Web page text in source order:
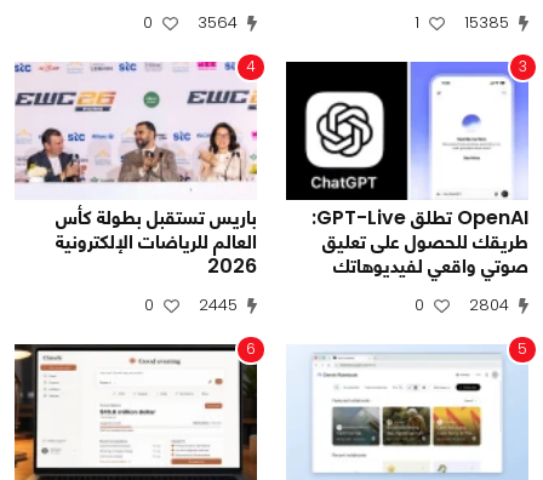
15385
1
3564
0
3
OpenAI تطلق GPT-Live:
طريقك للحصول على تعليق
صوتي واقعي لفيديوهاتك
2804
0
4
باريس تستقبل بطولة كأس
العالم للرياضات الإلكترونية
2026
2445
0
5
6